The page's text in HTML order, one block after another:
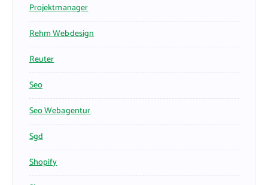
Projektmanager
Rehm Webdesign
Reuter
Seo
Seo Webagentur
Sgd
Shopify